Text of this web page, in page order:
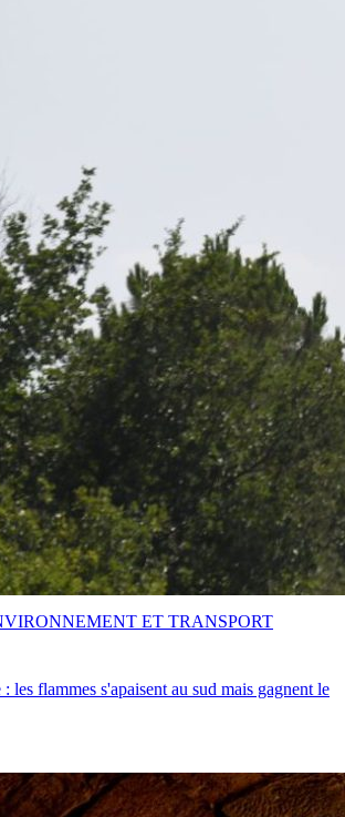
les flammes s'apaisent au sud mais gagnent le
ET TRANSPORT